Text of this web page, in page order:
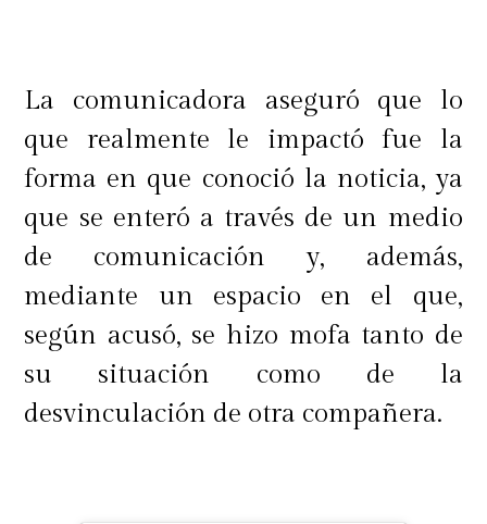
La comunicadora aseguró que lo
que realmente le impactó fue la
forma en que conoció la noticia, ya
que se enteró a través de un medio
de comunicación y, además,
mediante un espacio en el que,
según acusó, se hizo mofa tanto de
su situación como de la
desvinculación de otra compañera.